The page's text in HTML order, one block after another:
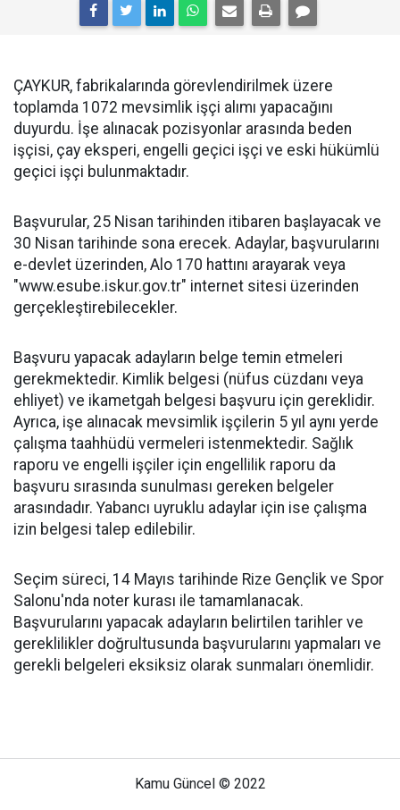
ÇAYKUR, fabrikalarında görevlendirilmek üzere
toplamda 1072 mevsimlik işçi alımı yapacağını
duyurdu. İşe alınacak pozisyonlar arasında beden
işçisi, çay eksperi, engelli geçici işçi ve eski hükümlü
geçici işçi bulunmaktadır.
Başvurular, 25 Nisan tarihinden itibaren başlayacak ve
30 Nisan tarihinde sona erecek. Adaylar, başvurularını
e-devlet üzerinden, Alo 170 hattını arayarak veya
"www.esube.iskur.gov.tr" internet sitesi üzerinden
gerçekleştirebilecekler.
Başvuru yapacak adayların belge temin etmeleri
gerekmektedir. Kimlik belgesi (nüfus cüzdanı veya
ehliyet) ve ikametgah belgesi başvuru için gereklidir.
Ayrıca, işe alınacak mevsimlik işçilerin 5 yıl aynı yerde
çalışma taahhüdü vermeleri istenmektedir. Sağlık
raporu ve engelli işçiler için engellilik raporu da
başvuru sırasında sunulması gereken belgeler
arasındadır. Yabancı uyruklu adaylar için ise çalışma
izin belgesi talep edilebilir.
Seçim süreci, 14 Mayıs tarihinde Rize Gençlik ve Spor
Salonu'nda noter kurası ile tamamlanacak.
Başvurularını yapacak adayların belirtilen tarihler ve
gereklilikler doğrultusunda başvurularını yapmaları ve
gerekli belgeleri eksiksiz olarak sunmaları önemlidir.
Kamu Güncel © 2022